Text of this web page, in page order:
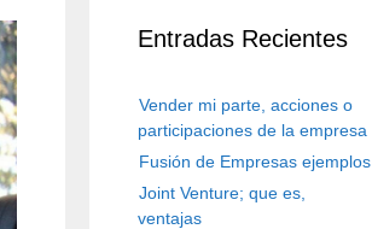
Entradas Recientes
Vender mi parte, acciones o
participaciones de la empresa
Fusión de Empresas ejemplos
Joint Venture; que es,
ventajas